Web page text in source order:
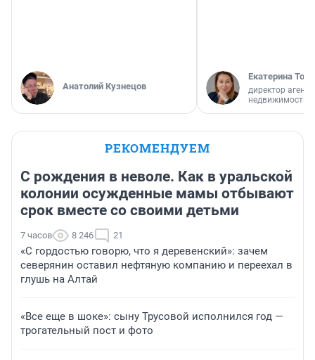
Анатолий Кузнецов
Екатерина
директор
недвижимости
РЕКОМЕНДУЕМ
С рождения в неволе. Как в уральской
колонии осужденные мамы отбывают
срок вместе со своими детьми
7 часов 8 246 21
«С гордостью говорю, что я деревенский»: зачем
северянин оставил нефтяную компанию и переехал в
глушь на Алтай
«Все еще в шоке»: сыну Трусовой исполнился год —
трогательный пост и фото